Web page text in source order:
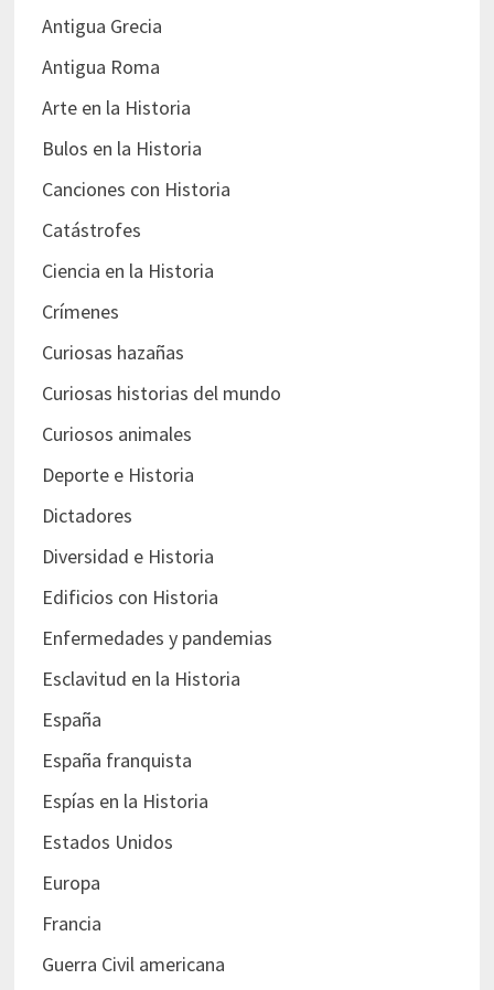
Antigua Grecia
Antigua Roma
Arte en la Historia
Bulos en la Historia
Canciones con Historia
Catástrofes
Ciencia en la Historia
Crímenes
Curiosas hazañas
Curiosas historias del mundo
Curiosos animales
Deporte e Historia
Dictadores
Diversidad e Historia
Edificios con Historia
Enfermedades y pandemias
Esclavitud en la Historia
España
España franquista
Espías en la Historia
Estados Unidos
Europa
Francia
Guerra Civil americana